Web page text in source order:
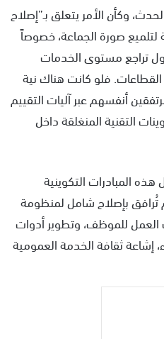
وكأن الأمر يتعلق بـ”إصلاح
صورة الجماعة، خصوصاً
تراجع مستوى الخدمات
فلو كانت هناك نية
أنفسهم عبر آليات التقييم
التقنية المنغلقة داخل
المبادرات التكوينية
تُرافق بإصلاح شامل لمنظومة
للموظف، وتطوير أدوات
إشاعة ثقافة الخدمة العمومية